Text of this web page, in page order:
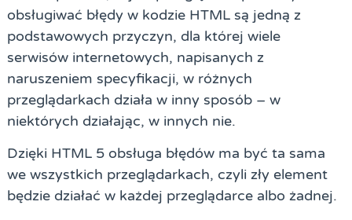
obsługiwać błędy w kodzie HTML są jedną z
podstawowych przyczyn, dla której wiele
serwisów internetowych, napisanych z
naruszeniem specyfikacji, w różnych
przeglądarkach działa w inny sposób – w
niektórych działając, w innych nie.
Dzięki HTML 5 obsługa błędów ma być ta sama
we wszystkich przeglądarkach, czyli zły element
będzie działać w każdej przeglądarce albo żadnej.